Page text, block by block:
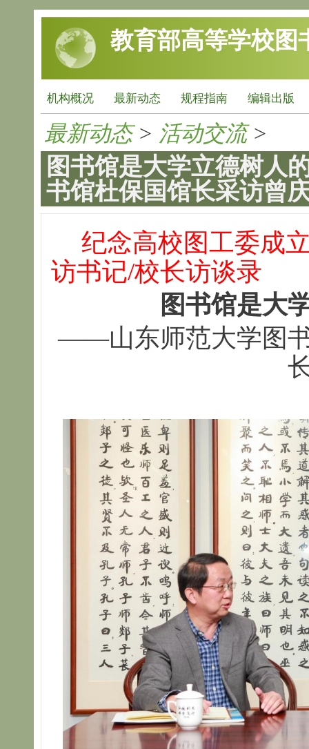
跳转到主要内容
教育部高等学校图
机构概况 最新动态 规程指南 编辑出版
最新动态> 活动交流>
图书馆是大学立德树
书馆杜保国馆长采访曾
纪念高校图工委成
访书记/校长访谈录
图书馆是大
——山东师范大学图